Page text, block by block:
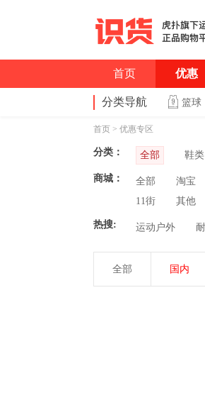
首页 优惠
分类导航 篮球
首页 > 优惠专区
分类： 全部 鞋类
商城： 全部 淘宝
11街
其他
热搜: 运动户外
全部 国内